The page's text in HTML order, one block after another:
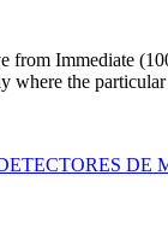
from Immediate
where the
DE